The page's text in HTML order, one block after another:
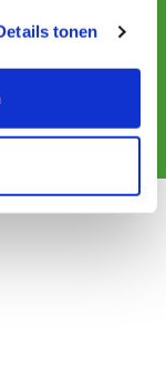
tonen